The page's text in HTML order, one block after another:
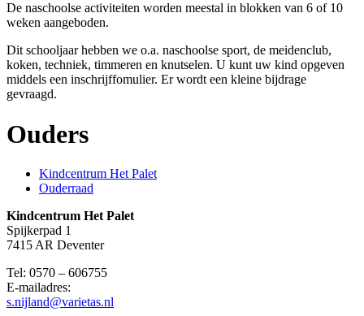
De naschoolse activiteiten worden meestal in blokken van 6 of 10
weken aangeboden.
Dit schooljaar hebben we o.a. naschoolse sport, de meidenclub,
koken, techniek, timmeren en knutselen. U kunt uw kind opgeven
middels een inschrijffomulier. Er wordt een kleine bijdrage
gevraagd.
Ouders
Kindcentrum Het Palet
Ouderraad
Kindcentrum Het Palet
Spijkerpad 1
7415 AR Deventer
Tel: 0570 – 606755
E-mailadres:
s.nijland@varietas.nl